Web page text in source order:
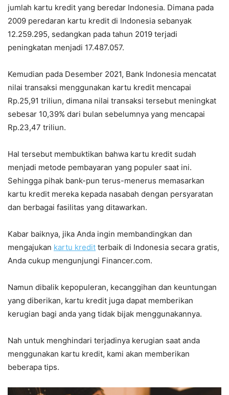
jumlah kartu kredit yang beredar Indonesia. Dimana pada
2009 peredaran kartu kredit di Indonesia sebanyak
12.259.295, sedangkan pada tahun 2019 terjadi
peningkatan menjadi 17.487.057.
Kemudian pada Desember 2021, Bank Indonesia mencatat
nilai transaksi menggunakan kartu kredit mencapai
Rp.25,91 triliun, dimana nilai transaksi tersebut meningkat
sebesar 10,39% dari bulan sebelumnya yang mencapai
Rp.23,47 triliun.
Hal tersebut membuktikan bahwa kartu kredit sudah
menjadi metode pembayaran yang populer saat ini.
Sehingga pihak bank-pun terus-menerus memasarkan
kartu kredit mereka kepada nasabah dengan persyaratan
dan berbagai fasilitas yang ditawarkan.
Kabar baiknya, jika Anda ingin membandingkan dan
mengajukan kartu kredit terbaik di Indonesia secara gratis,
Anda cukup mengunjungi Financer.com.
Namun dibalik kepopuleran, kecanggihan dan keuntungan
yang diberikan, kartu kredit juga dapat memberikan
kerugian bagi anda yang tidak bijak menggunakannya.
Nah untuk menghindari terjadinya kerugian saat anda
menggunakan kartu kredit, kami akan memberikan
beberapa tips.